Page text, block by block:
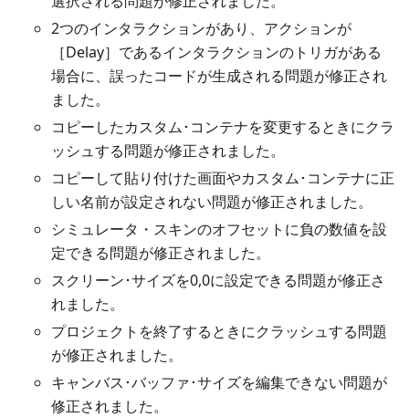
2つのインタラクションがあり、アクションが
［Delay］であるインタラクションのトリガがある
場合に、誤ったコードが生成される問題が修正され
ました。
コピーしたカスタム･コンテナを変更するときにクラ
ッシュする問題が修正されました。
コピーして貼り付けた画面やカスタム･コンテナに正
しい名前が設定されない問題が修正されました。
シミュレータ・スキンのオフセットに負の数値を設
定できる問題が修正されました。
スクリーン･サイズを0,0に設定できる問題が修正さ
れました。
プロジェクトを終了するときにクラッシュする問題
が修正されました。
キャンバス･バッファ･サイズを編集できない問題が
修正されました。